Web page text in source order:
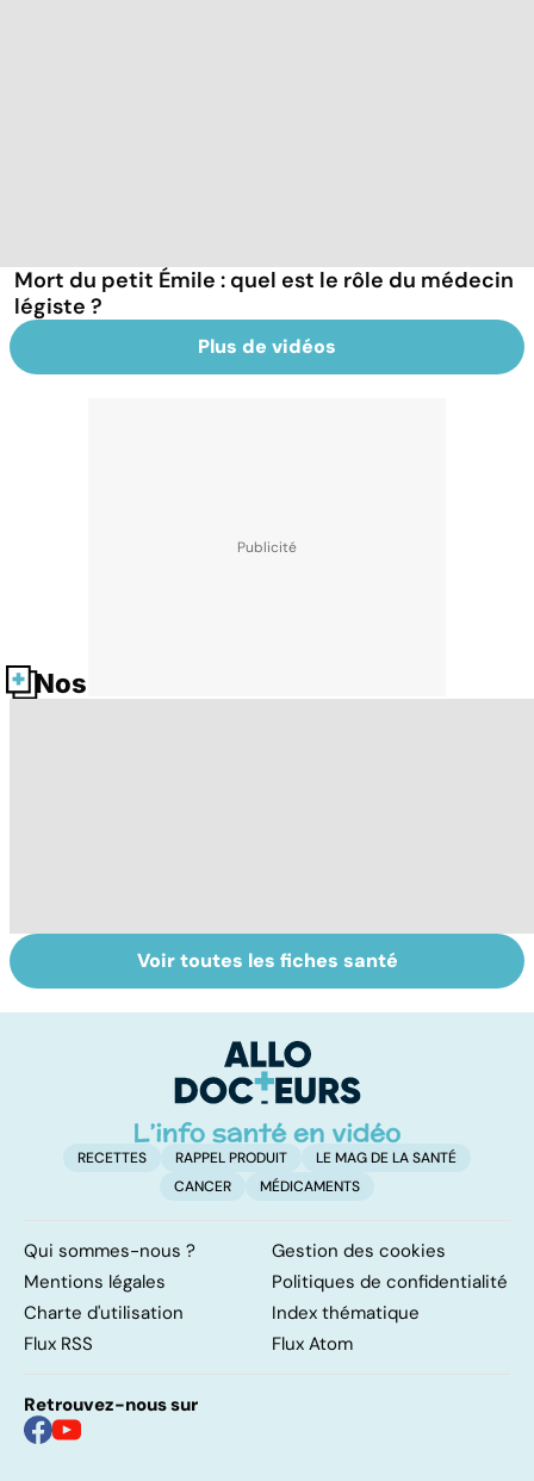
Mort du petit Émile : quel est le rôle du médecin
légiste ?
Plus de vidéos
Nos fiches santé
Mediator® : le
début d'une
Tout savoir sur
les infections
Voir toutes les fiches santé
RECETTES RAPPEL PRODUIT
LE MAG DE LA SANTÉ
CANCER
MÉDICAMENTS
Qui sommes-nous ?
Gestion des cookies
Mentions légales
Politiques de confidentialité
Charte d'utilisation
Index thématique
Flux RSS
Flux Atom
Retrouvez-nous sur